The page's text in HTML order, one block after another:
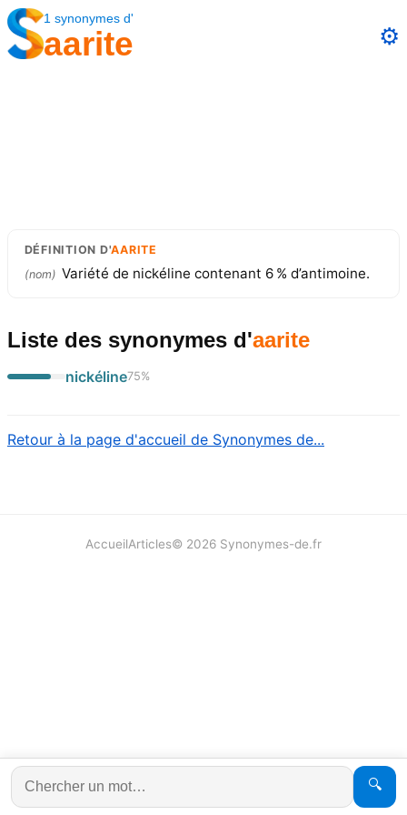
1 synonymes d'
aarite ⚙️
DÉFINITION D'AARITE
(nom) Variété de nickéline contenant 6 % d’antimoine.
Liste des synonymes d'aarite
nickéline75%
Retour à la page d'accueil de Synonymes de...
🔍
AccueilArticles© 2026 Synonymes-de.fr